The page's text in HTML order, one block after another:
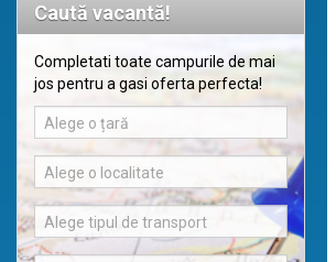
Caută vacantă!
Completati toate campurile de mai
jos pentru a gasi oferta perfecta!
Alege o țară
Alege o localitate
Alege tipul de transport